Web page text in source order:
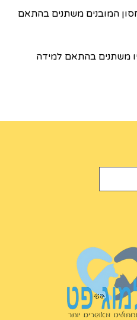
המובנים משתנים בהתאם
משתנים בהתאם למידה